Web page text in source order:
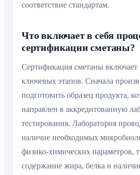
соответствие стандартам.
Что включает в себя
сертификации сметаны?
Сертификация сметаны включает
ключевых этапов. Сначала
подготовить образец продукта,
направлен в аккредитованную
тестирования. Лаборатория
наличие необходимых
физико-химических параметров,
содержание жира, белка и